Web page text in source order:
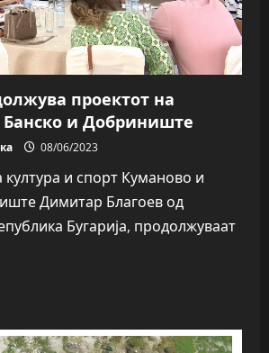
проектот на
Банско и Добриниште
08/06/2023
култура и спорт Куманово и
Димитар Благоев од
Бугарија, продолжуваат